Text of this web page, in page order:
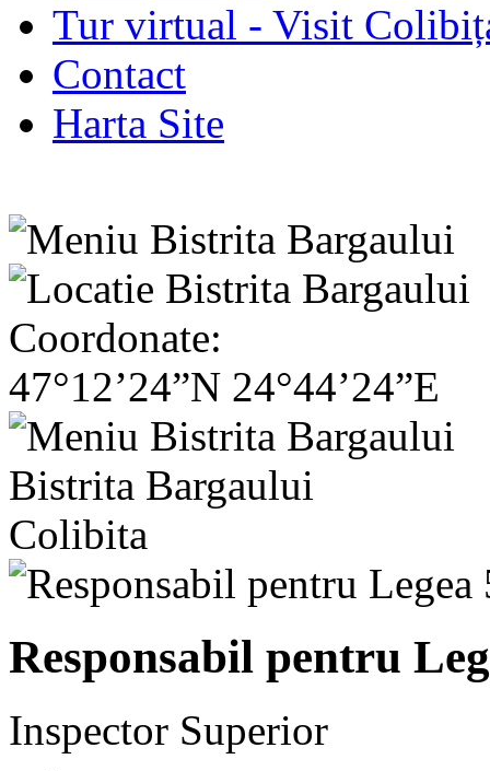
Tur virtual - Visit
Contact
Harta Site
Coordonate:
47°12’24”N 24°44’24”E
Bistrita Bargaului
Colibita
Responsabil pentru
Inspector Superior